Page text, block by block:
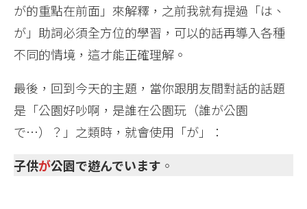
が的重點在前面」來解釋，之前我就有提過「は、
が」助詞必須全方位的學習，可以的話再導入各種
不同的情境，這才能正確理解。
最後，回到今天的主題，當你跟朋友間對話的話題
是「公園好吵啊，是誰在公園玩（誰が公園
で…）？」之類時，就會使用「が」：
子供が公園で遊んでいます 。